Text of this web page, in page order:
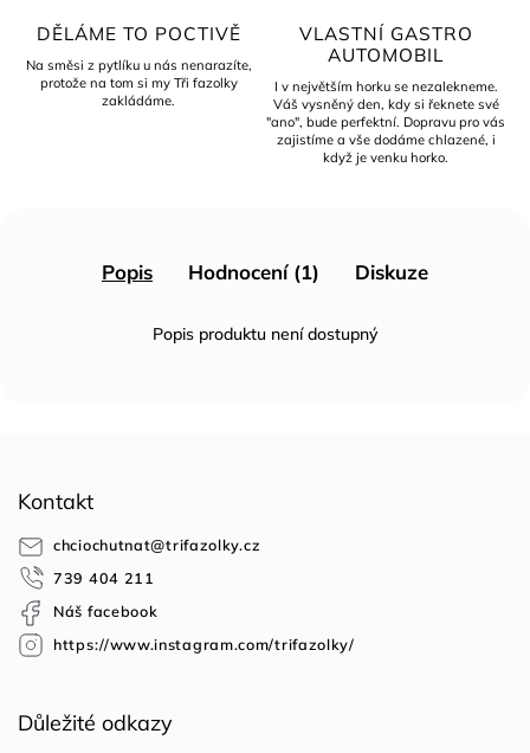
DĚLÁME TO POCTIVĚ
Na směsi z pytlíku u nás nenarazíte,
protože na tom si my Tři fazolky
zakládáme.
VLASTNÍ GASTRO
AUTOMOBIL
I v největším horku se nezalekneme.
Váš vysněný den, kdy si řeknete své
"ano", bude perfektní. Dopravu pro vás
zajistíme a vše dodáme chlazené, i
když je venku horko.
Popis Hodnocení (1) Diskuze
Popis produktu není dostupný
Kontakt
chciochutnat@trifazolky.cz
739 404 211
Náš facebook
https://www.instagram.com/trifazolky/
Důležité odkazy